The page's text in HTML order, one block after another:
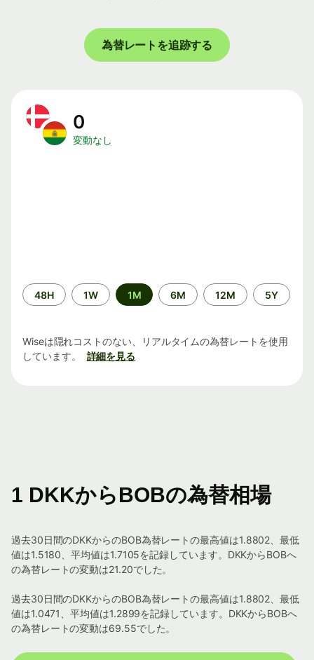
為替レートを追跡する
0
変動なし
期
間
48H 1W 1M 6M 12M 5Y
Wiseは隠れコストのない、リアルタイムの為替レートを使用
しています。
詳細を見る
1 DKKからBOBの為替相場
過去30日間のDKKからのBOB為替レートの最高値は1.8802、最低
値は1.5180、平均値は1.7105を記録しています。DKKからBOBへ
の為替レートの変動は21.20でした。
過去30日間のDKKからのBOB為替レートの最高値は1.8802、最低
値は1.0471、平均値は1.2899を記録しています。DKKからBOBへ
の為替レートの変動は69.55でした。